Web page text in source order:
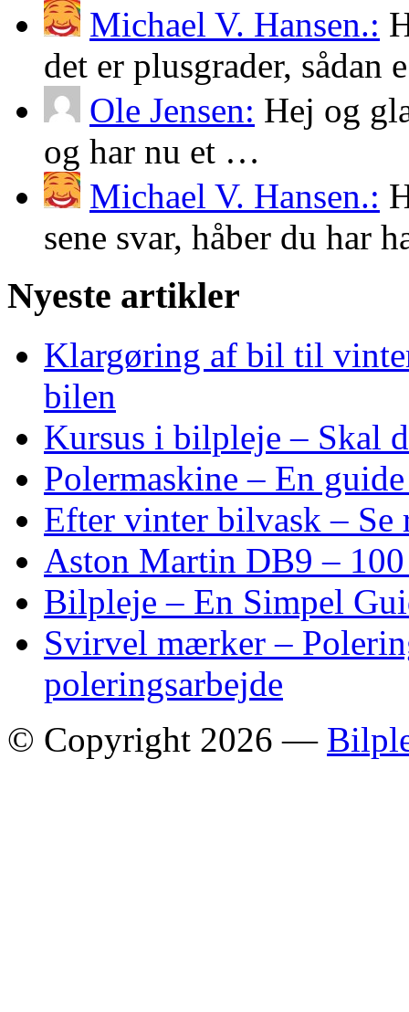
Michael V. Hansen.:
det er plusgrader, sådan
Ole Jensen: Hej og
og har nu et …
Michael V. Hansen.:
sene svar, håber du har
Nyeste artikler
Klargøring af bil til
bilen
Kursus i bilpleje – Skal
Polermaskine – En
Efter vinter bilvask – Se
Aston Martin DB9 –
Bilpleje – En Simpel
Svirvel mærker –
poleringsarbejde
© Copyright 2026 —